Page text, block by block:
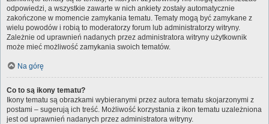
odpowiedzi, a wszystkie zawarte w nich ankiety zostały automatycznie
zakończone w momencie zamykania tematu. Tematy mogą być zamykane z
wielu powodów i robią to moderatorzy forum lub administratorzy witryny.
Zależnie od uprawnień nadanych przez administratora witryny użytkownik
może mieć możliwość zamykania swoich tematów.
Na górę
Co to są ikony tematu?
Ikony tematu są obrazkami wybieranymi przez autora tematu skojarzonymi z
postami – sugerują ich treść. Możliwość korzystania z ikon tematu uzależniona
jest od uprawnień nadanych przez administratora witryny.